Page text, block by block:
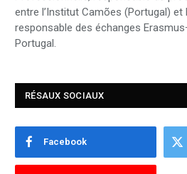
entre l’Institut Camões (Portugal) et
responsable des échanges
Portugal.
RÉSAUX SOCIAUX
Facebook